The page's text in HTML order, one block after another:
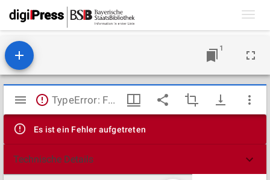
1
Mirador
Viewer
TypeError: Failed to fetch
Es ist ein Fehler aufgetreten
Technische Details